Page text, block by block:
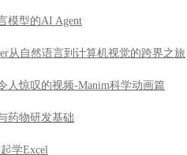
融业信贷风控算法
与CUDA编程
处理实战：基于真实场景的数据
础计算与模型